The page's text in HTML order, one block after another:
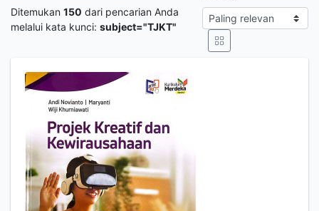
Ditemukan 150 dari pencarian Anda
melalui kata kunci: subject="TJKT"